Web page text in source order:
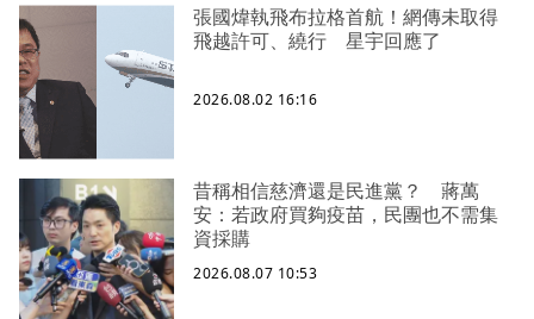
張國煒執飛布拉格首航！網傳未取得
飛越許可、繞行 星宇回應了
2026.08.02 16:16
昔稱相信慈濟還是民進黨？ 蔣萬
安：若政府買夠疫苗，民團也不需集
資採購
2026.08.07 10:53